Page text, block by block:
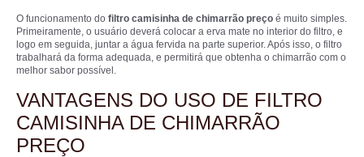
O funcionamento do filtro camisinha de chimarrão preço é muito simples.
Primeiramente, o usuário deverá colocar a erva mate no interior do filtro, e
logo em seguida, juntar a água fervida na parte superior. Após isso, o filtro
trabalhará da forma adequada, e permitirá que obtenha o chimarrão com o
melhor sabor possível.
VANTAGENS DO USO DE FILTRO
CAMISINHA DE CHIMARRÃO
PREÇO